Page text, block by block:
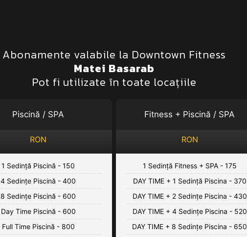
Abonamente valabile la Downtown Fitness
Matei Basarab
Pot fi utilizate în toate locațiile
Piscină / SPA
RON
1 Sedință Piscină - 150
4 Sedințe Piscină - 400
8 Sedințe Piscină - 600
Day Time Piscină - 600
Full Time Piscină - 800
Fitness + Piscină / SPA
RON
1 Sedință Fitness + SPA - 175
DAY TIME + 1 Sedință Piscina - 370
DAY TIME + 2 Sedințe Piscina - 430
DAY TIME + 4 Sedințe Piscina - 520
DAY TIME + 8 Sedințe Piscina - 650